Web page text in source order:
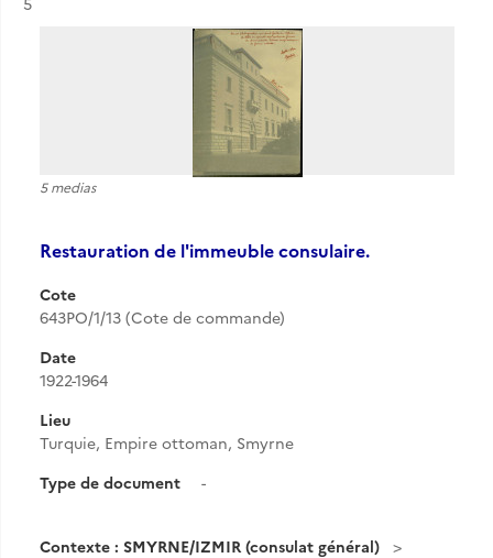
5 medias
Restauration de l'immeuble consulaire.
Cote
643PO/1/13 (Cote de commande)
Date
1922-1964
Lieu
Turquie, Empire ottoman, Smyrne
Type de document
-
Contexte : SMYRNE/IZMIR (consulat général)